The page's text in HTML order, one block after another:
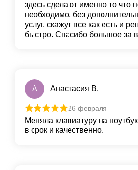
здесь сделают именно то что
необходимо, без
услуг, скажут все как есть и
быстро. Спасибо большое за
A Aнастасия В.
26 февраля
Меняла клавиатуру на
в срок и качественно.